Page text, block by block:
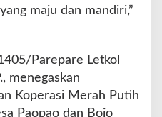
maju dan mandiri,”
Parepare Letkol
menegaskan
Koperasi Merah Putih
Paopao dan Bojo